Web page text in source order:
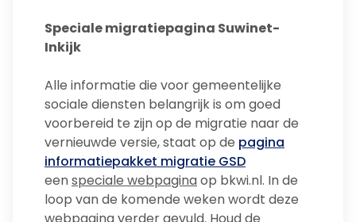
Speciale migratiepagina Suwinet-
Inkijk
Alle informatie die voor gemeentelijke
sociale diensten belangrijk is om goed
voorbereid te zijn op de migratie naar de
vernieuwde versie, staat op de pagina
informatiepakket migratie GSD
eenspeciale webpaginaop bkwi.nl. In de
loop van de komende weken wordt deze
webpagina verder gevuld. Houd de